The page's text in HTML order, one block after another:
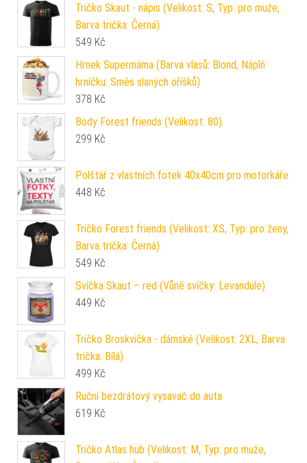
Tričko Skaut - nápis (Velikost: S, Typ: pro muže,
Barva trička: Černá)
549 Kč
Hrnek Supermáma (Barva vlasů: Blond, Náplň
hrníčku: Směs slaných oříšků)
378 Kč
Body Forest friends (Velikost: 80)
299 Kč
Polštář z vlastních fotek 40x40cm pro motorkáře
448 Kč
Tričko Forest friends (Velikost: XS, Typ: pro ženy,
Barva trička: Černá)
549 Kč
Svíčka Skaut – red (Vůně svíčky: Levandule)
449 Kč
Tričko Broskvička - dámské (Velikost: 2XL, Barva
trička: Bílá)
499 Kč
Ruční bezdrátový vysavač do auta
619 Kč
Tričko Atlas hub (Velikost: M, Typ: pro muže,